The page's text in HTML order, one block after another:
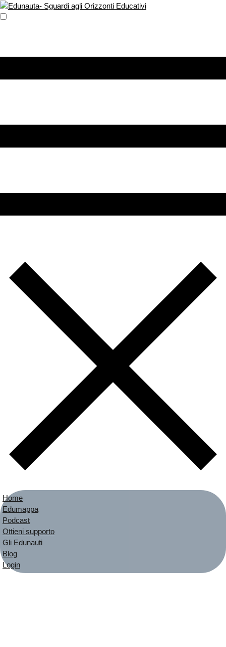
Home
Edumappa
Podcast
Ottieni supporto
Gli Edunauti
Blog
Login